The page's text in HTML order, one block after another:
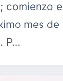
comienzo
mes de
P…